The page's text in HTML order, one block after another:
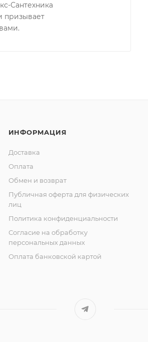
Сантехника
призывает
ИНФОРМАЦИЯ
Доставка
Оплата
Обмен и возврат
Публичная оферта для физических
лиц
Политика конфиденциальности
Согласие на обработку
персональных данных
Оплата банковской картой